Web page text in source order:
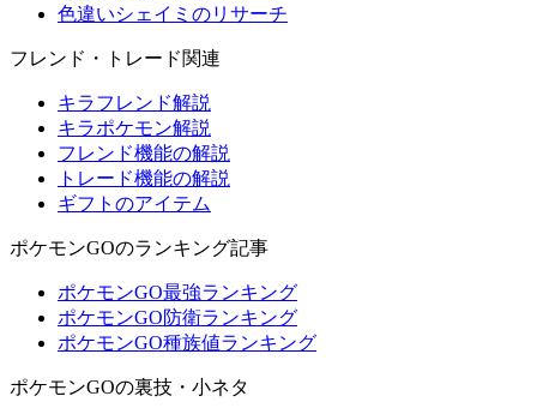
色違いシェイミのリサーチ
フレンド・トレード関連
キラフレンド解説
キラポケモン解説
フレンド機能の解説
トレード機能の解説
ギフトのアイテム
ポケモンGOのランキング記事
ポケモンGO最強ランキング
ポケモンGO防衛ランキング
ポケモンGO種族値ランキング
ポケモンGOの裏技・小ネタ